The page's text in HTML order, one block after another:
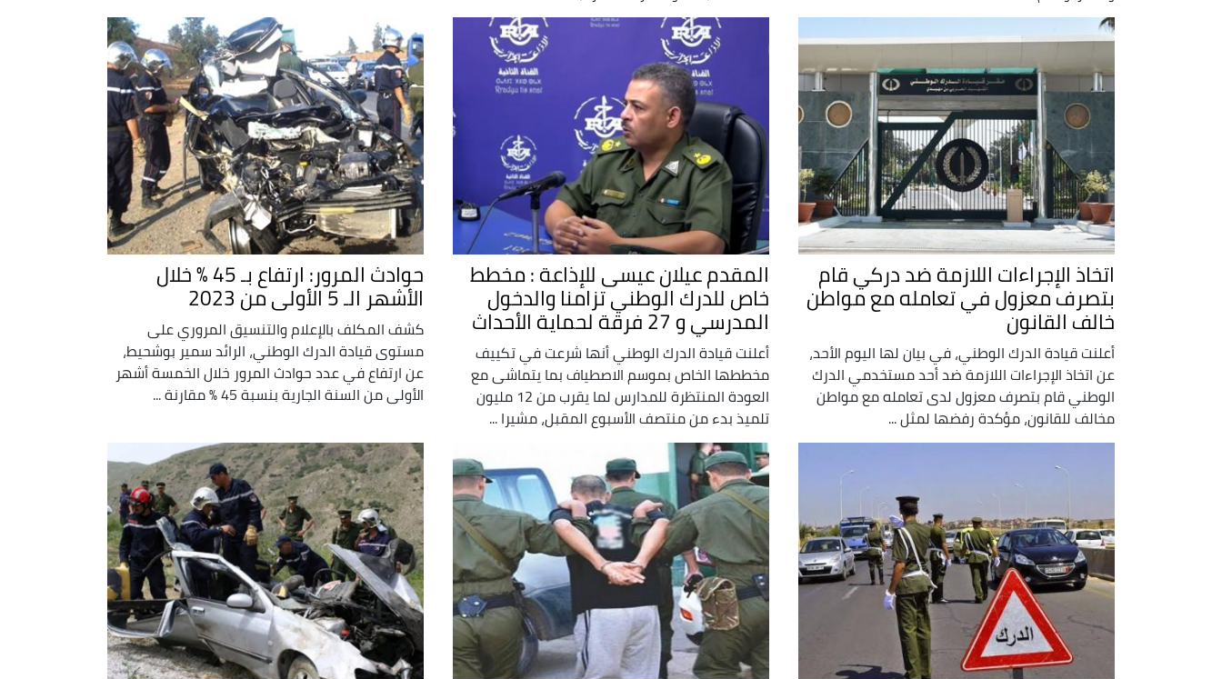
اتخاذ الإجراءات اللازمة ضد دركي قام
بتصرف معزول في تعامله مع مواطن
خالف القانون
أعلنت قيادة الدرك الوطني، في بيان لها اليوم الأحد،
عن اتخاذ الإجراءات اللازمة ضد أحد مستخدمي الدرك
الوطني قام بتصرف معزول لدى تعامله مع مواطن
مخالف للقانون، مؤكدة رفضها لمثل ...
المقدم عيلان عيسى للإذاعة : مخطط
خاص للدرك الوطني تزامنا والدخول
المدرسي و 27 فرقة لحماية الأحداث
أعلنت قيادة الدرك الوطني أنها شرعت في تكييف
مخططها الخاص بموسم الاصطياف بما يتماشى مع
العودة المنتظرة للمدارس لما يقرب من 12 مليون
تلميذ بدء من منتصف الأسبوع المقبل، مشيرا ...
حوادث المرور: ارتفاع بـ 45 % خلال
الأشهر الـ 5 الأولى من 2023
كشف المكلف بالإعلام والتنسيق المروري على
مستوى قيادة الدرك الوطني، الرائد سمير بوشحيط،
عن ارتفاع في عدد حوادث المرور خلال الخمسة أشهر
الأولى من السنة الجارية بنسبة 45 % مقارنة ...